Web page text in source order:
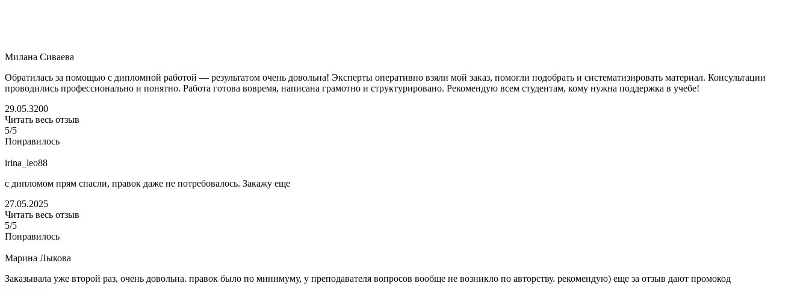
Милана Сиваева
Обратилась за помощью с дипломной работой — результатом очень довольна! Эксперты оперативно взяли мой заказ, помогли подобрать и систематизировать материал. Консультации
проводились профессионально и понятно. Работа готова вовремя, написана грамотно и структурировано. Рекомендую всем студентам, кому нужна поддержка в учебе!
29.05.3200
Читать весь отзыв
5/5
Понравилось
irina_leo88
с дипломом прям спасли, правок даже не потребовалось. Закажу еще
27.05.2025
Читать весь отзыв
5/5
Понравилось
Марина Лыкова
Заказывала уже второй раз, очень довольна. правок было по минимуму, у преподавателя вопросов вообще не возникло по авторству. рекомендую) еще за отзыв дают промокод